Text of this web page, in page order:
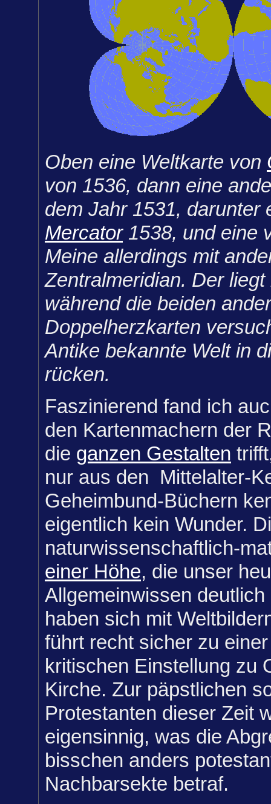
Oben eine Weltkarte von
von 1536, dann eine
dem Jahr 1531, darunter
Mercator1538, und eine
Meine allerdings mit
Zentralmeridian. Der
während die beiden
Doppelherzkarten
Antike bekannte Welt in
rücken.
Faszinierend fand ich
den Kartenmachern der
die ganzen Gestalten
nur aus den Mittelalter-
Geheimbund-Büchern
eigentlich kein Wunder.
naturwissenschaftlich-
einer Höhe, die unser
Allgemeinwissen
haben sich mit
führt recht sicher zu
kritischen Einstellung zu
Kirche. Zur päpstlichen
Protestanten dieser Zeit
eigensinnig, was die
bisschen anders
Nachbarsekte betraf.